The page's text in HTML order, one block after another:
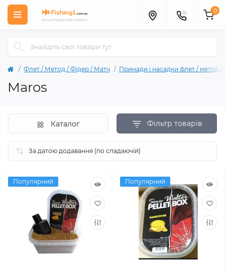
0
Флет / Метод / Фiдер / Матч Принади і насадки флет / метод /
Maros
Фільтр товарів
Каталог
Популярний Популярний